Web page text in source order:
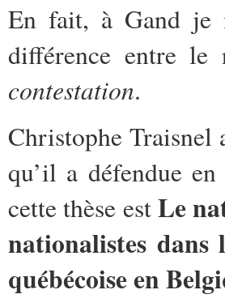
En fait, à Gand je
différence entre
contestation.
Christophe Traisnel
qu’il a défendue
cette thèse estLe
nationalistes
québécoise en